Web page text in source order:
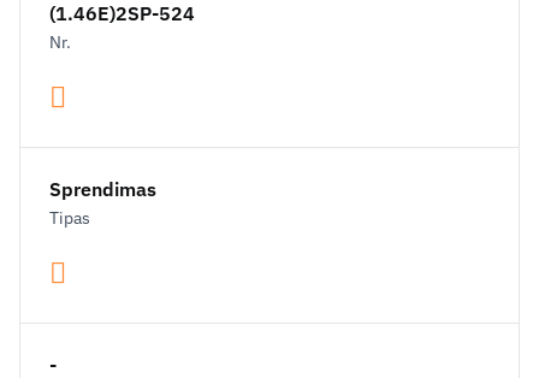
(1.46E)2SP-524
Nr.
Sprendimas
Tipas
-